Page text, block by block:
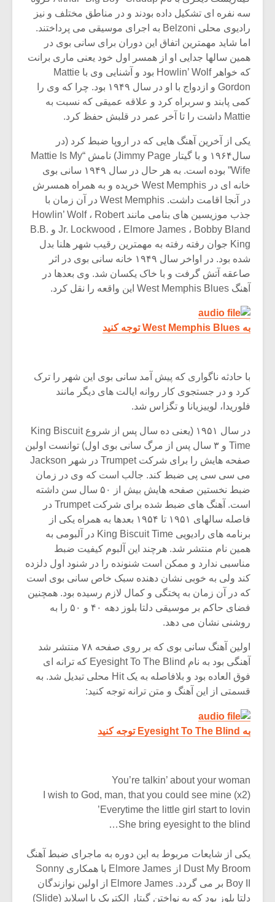
سه نفره ای تشکیل داده بودند و در مناطق مختلف و نیز
رادیوی محلی Belzoni به اجرای موسیقی می پرداختند.
اما شاید مهمترین اتفاق این دوران برای سانی بوی در
همین سالها جدایی او از همسر اول خود یعنی ماری برانت
که خواهر Howlin’ Wolf بود و آشنایی وی با Mattie
Gordon و ازدواج با او در سال ۱۹۴۹ بود. چرا که وی را
کمی پابند و سربراه کرد و علاقه عمیقی که نسبت به
Mattie داشت را تا آخر عمر در قلبش حفظ کرد.
یکی از آخرین آهنگ هایی که در اروپا ضبط کرد (در
سال۱۹۶۴ و با گیتار Jimmy Page) نامش “Mattie Is My
Wife” بوده است. به هر حال در سال ۱۹۴۹ سانی بوی
خانه ای در West Memphis خریده و به همراه همسرش
در آنجا اقامت داشت. West Memphis در آن زمان با
جذب موزیسین های بنامی مانند Howlin’ Wolf ، Robert
Jr. Lockwood ، Elmore James ، Bobby Bland و B.B.
King جوان رفته رفته به مهمترین رقیب شهر هلنا بدل
شده بود. در اواخر سال ۱۹۴۹ خانه سانی بوی در اثر
صاعقه آتش گرفت و با خاک یکسان شد. وی بعدها در
آهنگ West Memphis Blues این واقعه را نقل کرد.
به West Memphis Blues توجه کنید
با حادثه ناگواری که پیش آمد سانی بوی این شهر را ترک
کرد و در جستجوی کار روانه ایالت های دیگر مانند
فلوریدا، لوییزیانا و تگزاس شد.
در سال ۱۹۵۱ (یعنی ده سال پس از شروع King Biscuit
Time و ۳ سال پس از مرگ سانی بوی اول) توانست اولین
صفحه هایش را برای شرکت Trumpet در شهر Jackson
می سی سی پی ضبط کند. جالب است که وی در زمان
ضبط نخستین صفحه هایش بیش از ۵۰ سال سن داشته
است. آهنگ های ضبط شده برای شرکت Trumpet در
فاصله سالهای ۱۹۵۱ تا ۱۹۵۴ بعدها به همراه یکی از
برنامه های رادیویی King Biscuit Time در آلبومی به
همین نام منتشر شد. هرچند این آلبوم کیفیت ضبط
مناسبی ندارد و ممکن است شنونده را در شنود اول دلزده
کند ولی به خوبی نشان دهنده سبک خاص سانی بوی است
که در آن زمان به پختگی و کمال لازم رسیده بود. همچنین
فضای حاکم بر موسیقی دلتا بلوز دهه ۴۰ و ۵۰ را به
روشنی نشان می دهد.
اولین آهنگ سانی بوی که بر روی صفحه ۷۸ منتشر شد
آهنگی بود به نام Eyesight To The Blind که ترانه ای
فوق العاده بود و بلافاصله به یک Hit محلی تبدیل شد. به
قسمتی از این آهنگ و متن ترانه توجه کنید:
به Eyesight To The Blind توجه کنید
You’re talkin’ about your woman
I wish to God, man, that you could see mine (x2)
Everytime the little girl start to lovin’
She bring eyesight to the blind…
یکی از شایعات مربوط به این دوره به ماجرای ضبط آهنگ
Dust My Broom از Elmore James با همکاری Sonny
Boy II بر می گردد. Elmore James از اولین نوازندگان
دلتا بلوز بود که به نواختن گیتار الکتریک با اسلاید (Slide)
یادداشتی بر موسیقی
متن فیلم «متری
شیش و نیم»
اگر نمی توانی
بدنام ترین باش
دوره
برگزار